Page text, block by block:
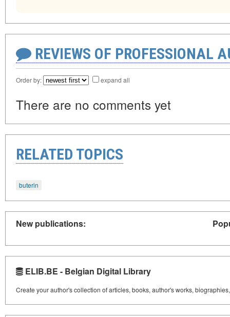
REVIEWS OF PROFESSIONAL
Order by: expand all
There are no comments yet
RELATED TOPICS
buterin
New publications:
ELIB.BE - Belgian Digital Library
Create your author's collection of articles, books, author's works,